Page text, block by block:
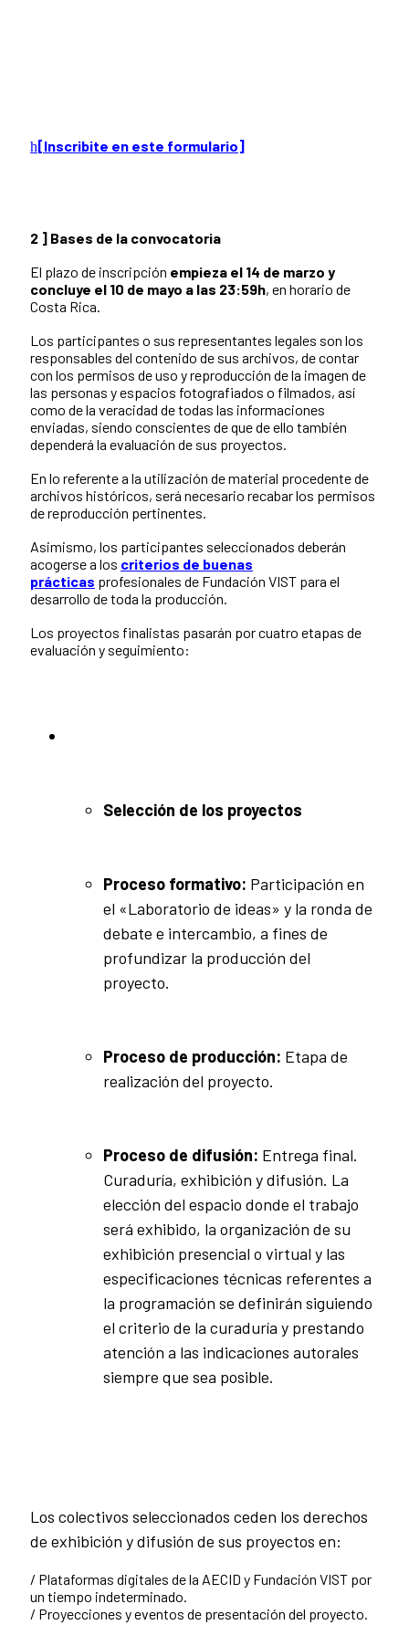
[Inscribite en este formulario]
2 ] Bases de la convocatoria
El plazo de inscripción empieza el 14 de marzo y
concluye el 10 de mayo a las 23:59h, en horario de
Costa Rica.
Los participantes o sus representantes legales son los
responsables del contenido de sus archivos, de contar
con los permisos de uso y reproducción de la imagen de
las personas y espacios fotografiados o filmados, así
como de la veracidad de todas las informaciones
enviadas, siendo conscientes de que de ello también
dependerá la evaluación de sus proyectos.
En lo referente a la utilización de material procedente de
archivos históricos, será necesario recabar los permisos
de reproducción pertinentes.
Asimismo, los participantes seleccionados deberán
acogerse a los criterios de buenas
prácticas profesionales de Fundación VIST para el
desarrollo de toda la producción.
Los proyectos finalistas pasarán por cuatro etapas de
evaluación y seguimiento:
Selección de los proyectos
Proceso formativo: Participación en
el «Laboratorio de ideas» y la ronda de
debate e intercambio, a fines de
profundizar la producción del
proyecto.
Proceso de producción: Etapa de
realización del proyecto.
Proceso de difusión: Entrega final.
Curaduría, exhibición y difusión. La
elección del espacio donde el trabajo
será exhibido, la organización de su
exhibición presencial o virtual y las
especificaciones técnicas referentes a
la programación se definirán siguiendo
el criterio de la curaduría y prestando
atención a las indicaciones autorales
siempre que sea posible.
Los colectivos seleccionados ceden los derechos
de exhibición y difusión de sus proyectos en:
/ Plataformas digitales de la AECID y Fundación VIST por
un tiempo indeterminado.
/ Proyecciones y eventos de presentación del proyecto.